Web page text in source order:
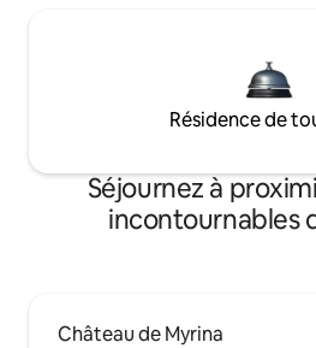
Résidence de
Séjournez à
incontournables
Château de Myrina